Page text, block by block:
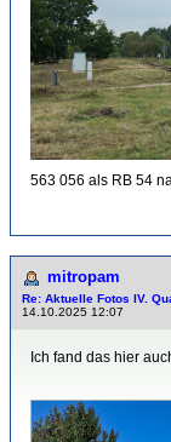
563 056 als RB 54
mitropam
Re: Aktuelle Fotos IV.
14.10.2025 12:07
Ich fand das hier